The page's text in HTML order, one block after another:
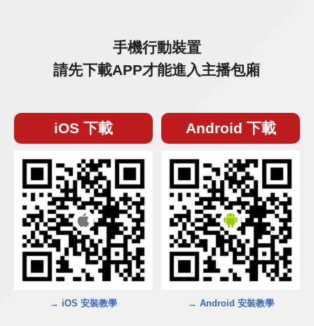
手機行動裝置
請先下載APP才能進入主播包廂
iOS 下載
→ iOS 安裝教學
Android 下載
→ Android 安裝教學